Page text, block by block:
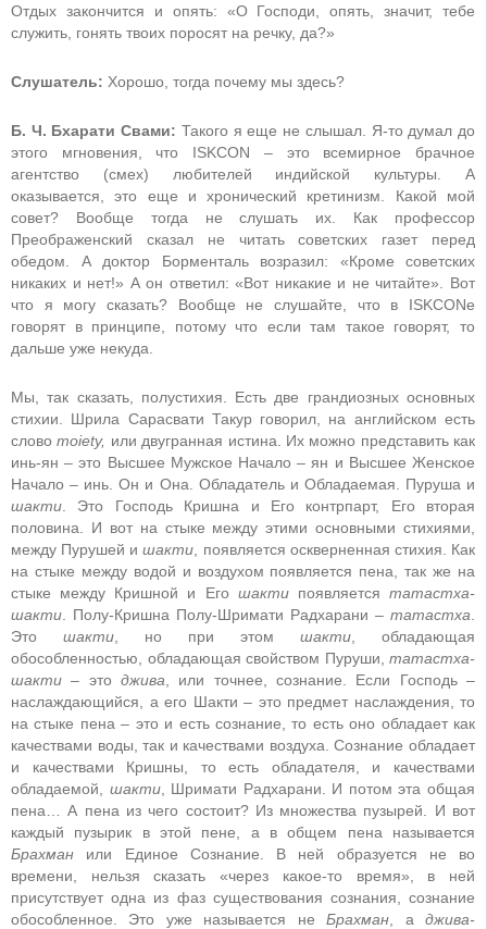
Отдых закончится и опять: «О Господи, опять, значит, тебе
служить, гонять твоих поросят на речку, да?»
Слушатель: Хорошо, тогда почему мы здесь?
Б. Ч. Бхарати Свами: Такого я еще не слышал. Я-то думал до
этого мгновения, что ISKCON – это всемирное брачное
агентство (смех) любителей индийской культуры. А
оказывается, это еще и хронический кретинизм. Какой мой
совет? Вообще тогда не слушать их. Как профессор
Преображенский сказал не читать советских газет перед
обедом. А доктор Борменталь возразил: «Кроме советских
никаких и нет!» А он ответил: «Вот никакие и не читайте». Вот
что я могу сказать? Вообще не слушайте, что в ISKCONе
говорят в принципе, потому что если там такое говорят, то
дальше уже некуда.
Мы, так сказать, полустихия. Есть две грандиозных основных
стихии. Шрила Сарасвати Такур говорил, на английском есть
словоmoiety, или двугранная истина. Их можно представить как
инь-ян – это Высшее Мужское Начало – ян и Высшее Женское
Начало – инь. Он и Она. Обладатель и Обладаемая. Пуруша и
шакти . Это Господь Кришна и Его контрпарт, Его вторая
половина. И вот на стыке между этими основными стихиями,
между Пурушей ишакти , появляется оскверненная стихия. Как
на стыке между водой и воздухом появляется пена, так же на
стыке между Кришной и Его шактипоявляетсятатастха-
шакти . Полу-Кришна Полу-Шримати Радхарани – татастха
Это шакти , но при этом шакти , обладающая
обособленностью, обладающая свойством Пуруши, татастха-
шакти – это джива , или точнее, сознание. Если Господь –
наслаждающийся, а его Шакти – это предмет наслаждения, то
на стыке пена – это и есть сознание, то есть оно обладает как
качествами воды, так и качествами воздуха. Сознание обладает
и качествами Кришны, то есть обладателя, и качествами
обладаемой, шакти, Шримати Радхарани. И потом эта общая
пена… А пена из чего состоит? Из множества пузырей. И вот
каждый пузырик в этой пене, а в общем пена называется
Брахман или Единое Сознание. В ней образуется не во
времени, нельзя сказать «через какое-то время», в ней
присутствует одна из фаз существования сознания, сознание
обособленное. Это уже называется неБрахман , аджива-